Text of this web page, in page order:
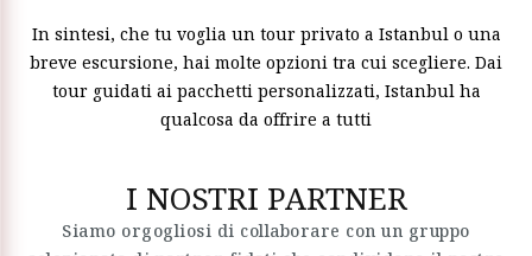
In sintesi, che tu voglia un tour privato a Istanbul o una
breve escursione, hai molte opzioni tra cui scegliere. Dai
tour guidati ai pacchetti personalizzati, Istanbul ha
qualcosa da offrire a tutti
I NOSTRI PARTNER
Siamo orgogliosi di collaborare con un gruppo